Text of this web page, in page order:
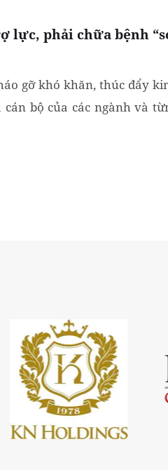
lực, phải chữa bệnh
gỡ khó khăn, thúc đẩy
bộ của các ngành và